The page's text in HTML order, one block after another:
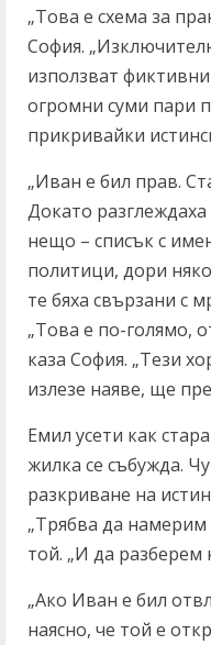
„Това е схема за
София.
използват
огромни суми пари
прикривайки
„Иван е бил прав.
Докато
нещо – списък с
политици, дори
те бяха свързани с
„Това е по-голямо,
каза София. „Тези
излезе наяве, ще
Емил усети как
жилка се събужда.
разкриване на
„Трябва да намерим
той. „И да разберем
„Ако Иван е бил
наясно, че той е